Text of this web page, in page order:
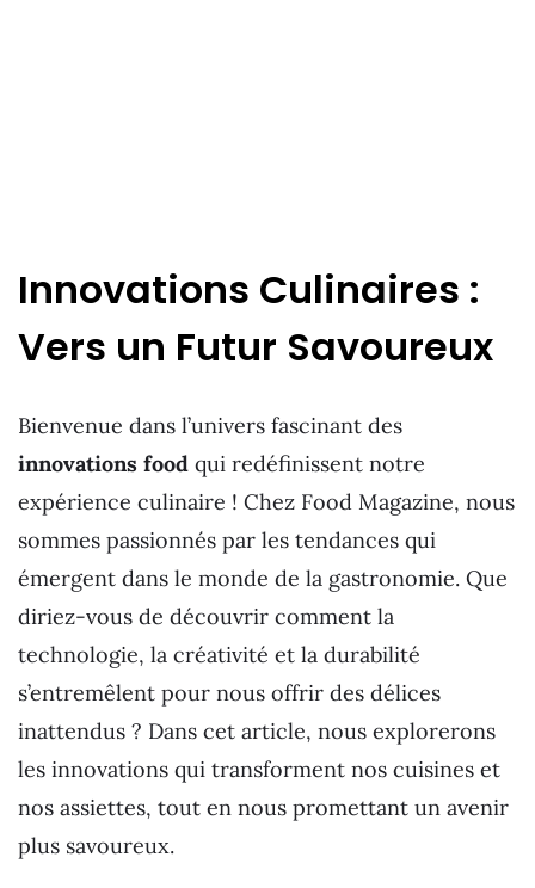
Innovations Culinaires :
Vers un Futur Savoureux
Bienvenue dans l’univers fascinant des
innovations food qui redéfinissent notre
expérience culinaire ! Chez Food Magazine, nous
sommes passionnés par les tendances qui
émergent dans le monde de la gastronomie. Que
diriez-vous de découvrir comment la
technologie, la créativité et la durabilité
s’entremêlent pour nous offrir des délices
inattendus ? Dans cet article, nous explorerons
les innovations qui transforment nos cuisines et
nos assiettes, tout en nous promettant un avenir
plus savoureux.